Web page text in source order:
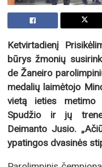
Ketvirtadienį
būrys žmonių
de Žaneiro
medalių laimėtojo
vietą ieties metimo
Spudžio ir jų
Deimanto Jusio.
ypatingos dvasinės